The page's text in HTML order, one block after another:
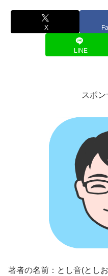
X
LINE
スポン
著者の名前：とし音(とし